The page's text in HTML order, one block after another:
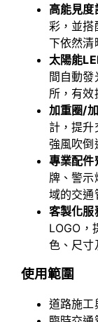
高能見度
彩，並搭
下依然清
太陽能
間自動
所，有效
加重圈/
計，提升
強風吹倒
專業配件
牌、警示
域的交通
客製化服
LOGO，
色、尺寸
使用範圍
道路施工